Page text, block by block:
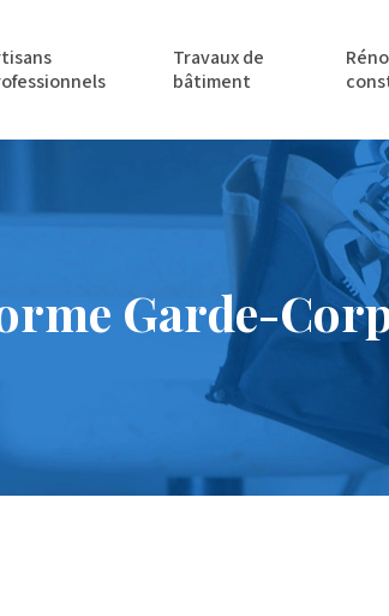
Travaux de
bâtiment
Garde-